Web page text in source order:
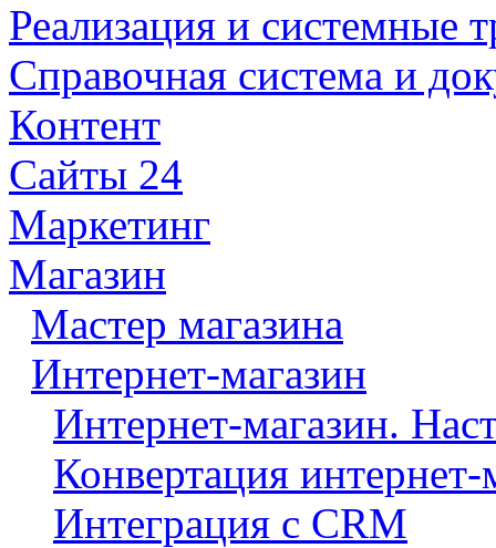
Реализация и системные
Справочная система и
Контент
Сайты 24
Маркетинг
Магазин
Мастер магазина
Интернет-магазин
Интернет-магазин.
Конвертация интернет-
Интеграция с CRM